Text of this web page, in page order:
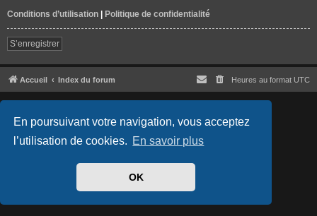
En poursuivant votre navigation, vous acceptez
l’utilisation de cookies. En savoir plus
OK
Conditions d’utilisation | Politique de confidentialité
S’enregistrer
Accueil Index du forum Heures au format UTC
Traduit parphpBB-fr.com
Confidentialité